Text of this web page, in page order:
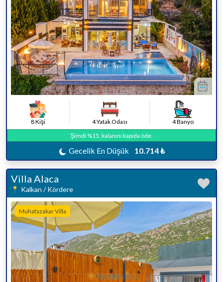
8 Kişi 4 Yatak Odası
4 Banyo
Şimdi %15, kalanını kapıda öde.
Gecelik En Düşük 10.714 ₺
Villa Alaca
Kalkan / Kördere
Muhafazakar Villa